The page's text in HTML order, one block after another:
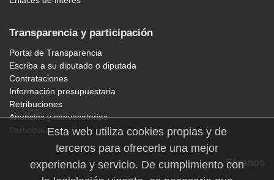
Transparencia y participación
Portal de Transparencia
Escriba a su diputado o diputada
Contrataciones
Información presupuestaria
Retribuciones
Anuncios y convocatorias
Participación
Síganos
Esta web utiliza cookies propias y de
terceros para ofrecerle una mejor
experiencia y servicio. De cumplimiento con